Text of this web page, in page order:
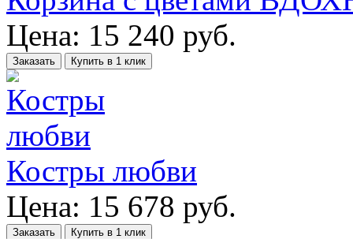
Цена: 15 240 руб.
Заказать Купить в 1 клик
Костры любви
Цена: 15 678 руб.
Заказать Купить в 1 клик